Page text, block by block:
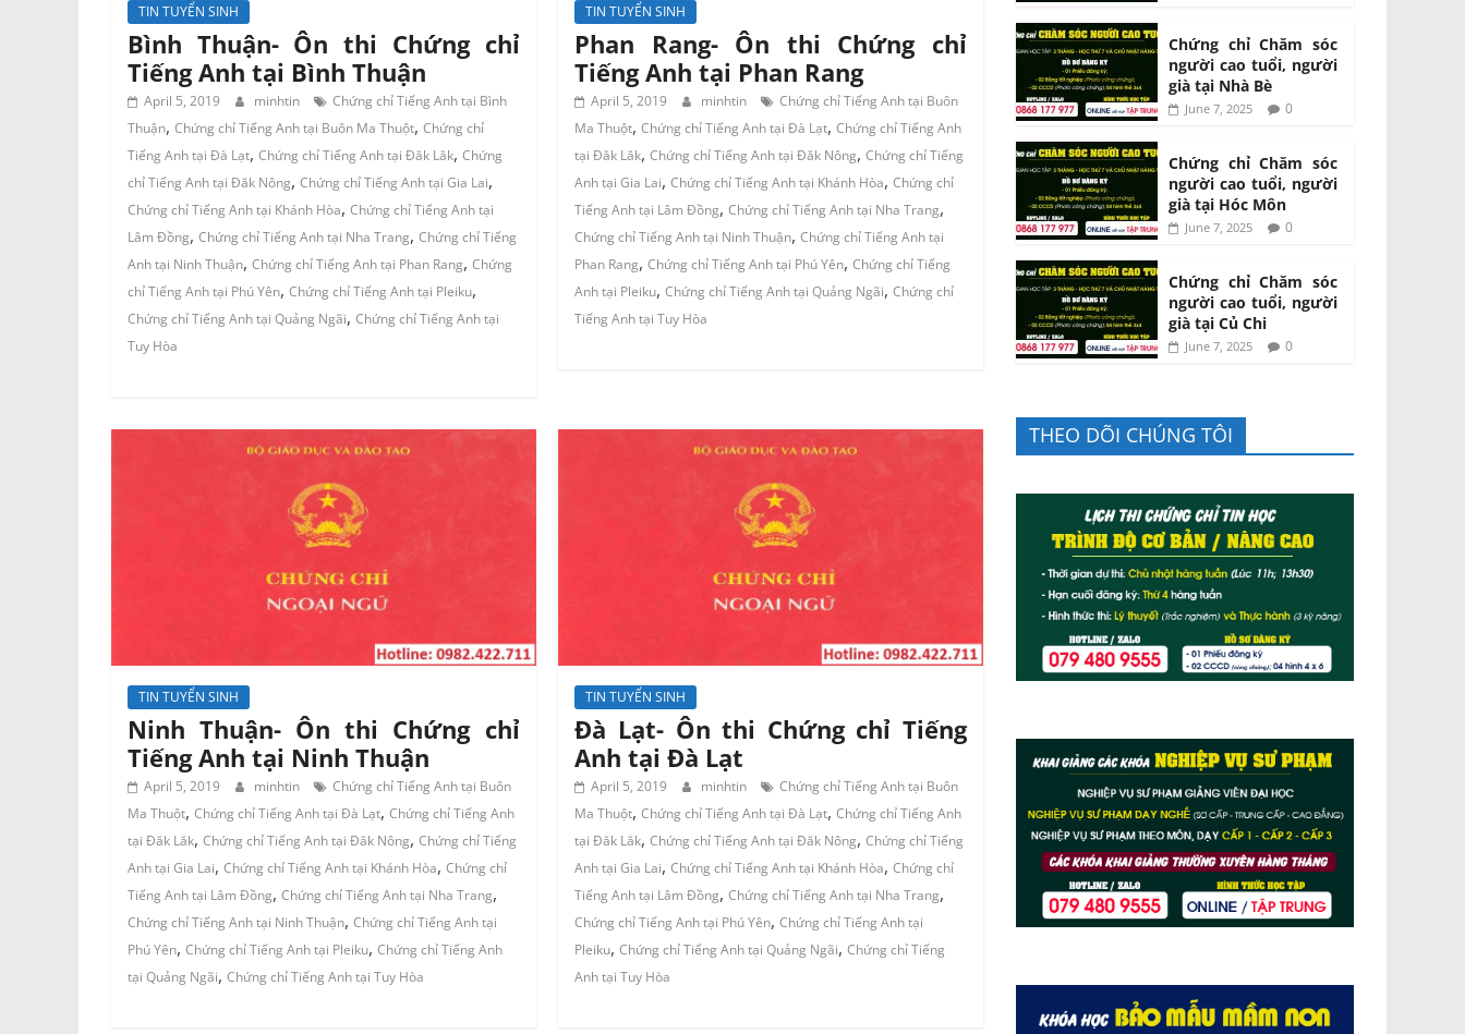
TIN TUYỂN SINH
Bình Thuận- Ôn thi Chứng chỉ
Tiếng Anh tại Bình Thuận
April 5, 2019 minhtin
Chứng chỉ Tiếng Anh tại Bình
Thuận, Chứng chỉ Tiếng Anh tại Buôn Ma Thuột, Chứng chỉ
Tiếng Anh tại Đà Lạt, Chứng chỉ Tiếng Anh tại Đăk Lăk, Chứng
chỉ Tiếng Anh tại Đăk Nông, Chứng chỉ Tiếng Anh tại Gia Lai,
Chứng chỉ Tiếng Anh tại Khánh Hòa, Chứng chỉ Tiếng Anh tại
Lâm Đồng, Chứng chỉ Tiếng Anh tại Nha Trang, Chứng chỉ Tiếng
Anh tại Ninh Thuận, Chứng chỉ Tiếng Anh tại Phan Rang, Chứng
chỉ Tiếng Anh tại Phú Yên, Chứng chỉ Tiếng Anh tại Pleiku,
Chứng chỉ Tiếng Anh tại Quảng Ngãi, Chứng chỉ Tiếng Anh tại
Tuy Hòa
TIN TUYỂN SINH
Phan Rang- Ôn thi Chứng chỉ
Tiếng Anh tại Phan Rang
April 5, 2019 minhtin
Chứng chỉ Tiếng Anh tại Buôn
Ma Thuột,Chứng chỉ Tiếng Anh tại Đà Lạt,Chứng chỉ Tiếng Anh
tại Đăk Lăk,Chứng chỉ Tiếng Anh tại Đăk Nông,Chứng chỉ Tiếng
Anh tại Gia Lai,Chứng chỉ Tiếng Anh tại Khánh Hòa,Chứng chỉ
Tiếng Anh tại Lâm Đồng,Chứng chỉ Tiếng Anh tại Nha Trang,
Chứng chỉ Tiếng Anh tại Ninh Thuận,Chứng chỉ Tiếng Anh tại
Phan Rang,Chứng chỉ Tiếng Anh tại Phú Yên,Chứng chỉ Tiếng
Anh tại Pleiku,Chứng chỉ Tiếng Anh tại Quảng Ngãi,Chứng chỉ
Tiếng Anh tại Tuy Hòa
TIN TUYỂN SINH
Ninh Thuận- Ôn thi Chứng chỉ
Tiếng Anh tại Ninh Thuận
April 5, 2019 minhtin
Chứng chỉ Tiếng Anh tại Buôn
Ma Thuột, Chứng chỉ Tiếng Anh tại Đà Lạt, Chứng chỉ Tiếng Anh
tại Đăk Lăk, Chứng chỉ Tiếng Anh tại Đăk Nông, Chứng chỉ Tiếng
Anh tại Gia Lai, Chứng chỉ Tiếng Anh tại Khánh Hòa, Chứng chỉ
Tiếng Anh tại Lâm Đồng, Chứng chỉ Tiếng Anh tại Nha Trang,
Chứng chỉ Tiếng Anh tại Ninh Thuận, Chứng chỉ Tiếng Anh tại
Phú Yên, Chứng chỉ Tiếng Anh tại Pleiku, Chứng chỉ Tiếng Anh
tại Quảng Ngãi, Chứng chỉ Tiếng Anh tại Tuy Hòa
TIN TUYỂN SINH
Đà Lạt- Ôn thi Chứng chỉ Tiếng
Anh tại Đà Lạt
April 5, 2019 minhtin
Chứng chỉ Tiếng Anh tại Buôn
Ma Thuột,Chứng chỉ Tiếng Anh tại Đà Lạt,Chứng chỉ Tiếng Anh
tại Đăk Lăk,Chứng chỉ Tiếng Anh tại Đăk Nông,Chứng chỉ Tiếng
Anh tại Gia Lai,Chứng chỉ Tiếng Anh tại Khánh Hòa,Chứng chỉ
Tiếng Anh tại Lâm Đồng,Chứng chỉ Tiếng Anh tại Nha Trang,
Chứng chỉ Tiếng Anh tại Phú Yên,Chứng chỉ Tiếng Anh tại
Pleiku,Chứng chỉ Tiếng Anh tại Quảng Ngãi,Chứng chỉ Tiếng
Anh tại Tuy Hòa
Chứng chỉ Chăm sóc
người cao tuổi, người
già tại Nhà Bè
June 7, 2025 0
Chứng chỉ Chăm sóc
người cao tuổi, người
già tại Hóc Môn
June 7, 2025 0
Chứng chỉ Chăm sóc
người cao tuổi, người
già tại Củ Chi
June 7, 2025 0
THEO DÕI CHÚNG TÔI